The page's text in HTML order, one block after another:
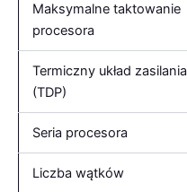
Maksymalne taktowanie
procesora
Termiczny układ zasilania
(TDP)
Seria procesora
Liczba wątków